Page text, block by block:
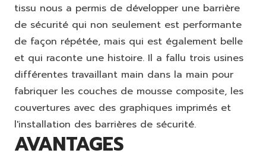
tissu nous a permis de développer une barrière
de sécurité qui non seulement est performante
de façon répétée, mais qui est également belle
et qui raconte une histoire. Il a fallu trois usines
différentes travaillant main dans la main pour
fabriquer les couches de mousse composite, les
couvertures avec des graphiques imprimés et
l'installation des barrières de sécurité.
AVANTAGES